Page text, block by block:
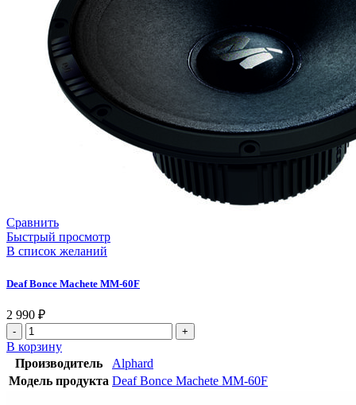
Сравнить
Быстрый просмотр
В список желаний
Deaf Bonce Machete MM-60F
2 990 ₽
В корзину
Производитель
Alphard
Модель продукта Deaf Bonce Machete MM-60F